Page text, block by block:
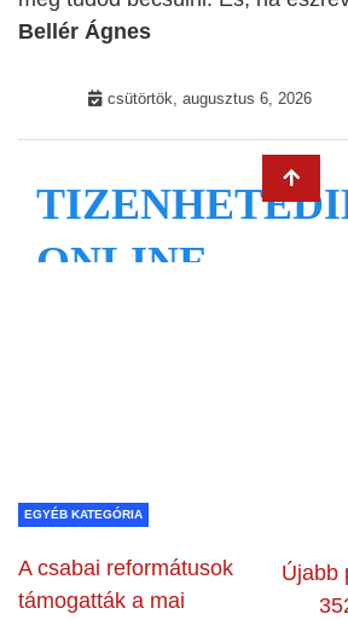
Bellér Ágnes
EGYÉB KATEGÓRIA
A csabai reformátusok
támogatták a mai
Újabb